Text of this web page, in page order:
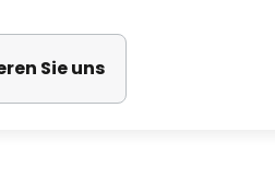
Sie uns